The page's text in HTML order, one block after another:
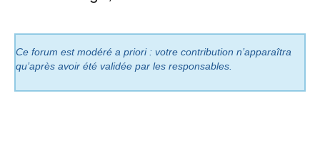
Ce forum est modéré a priori : votre contribution n’apparaîtra
qu’après avoir été validée par les responsables.